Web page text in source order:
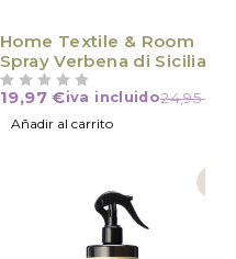
Home Textile & Room
Spray Verbena di Sicilia
24,95
19,97€iva incluido
Añadir al carrito